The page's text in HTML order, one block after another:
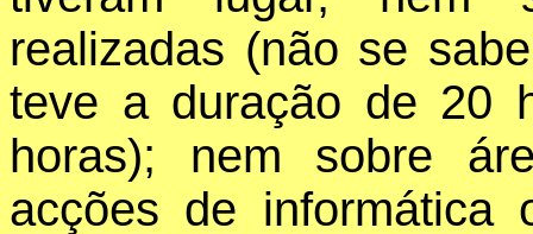
realizadas (não se
teve a duração de 20
horas); nem sobre
acções de informática